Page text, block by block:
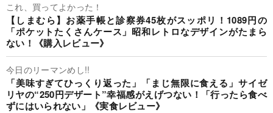
これ、買ってよかった！
【しまむら】お薬手帳と診察券45枚がスッポリ！1089円の
「ポケットたくさんケース」昭和レトロなデザインがたまら
ない！《購入レビュー》
今日のリーマンめし!!
「美味すぎてひっくり返った」「まじ無限に食える」サイゼ
リヤの“250円デザート”幸福感がえげつない！「行ったら食べ
ずにはいられない」《実食レビュー》